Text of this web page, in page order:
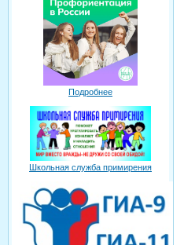
Подробнее
Школьная служба примирения